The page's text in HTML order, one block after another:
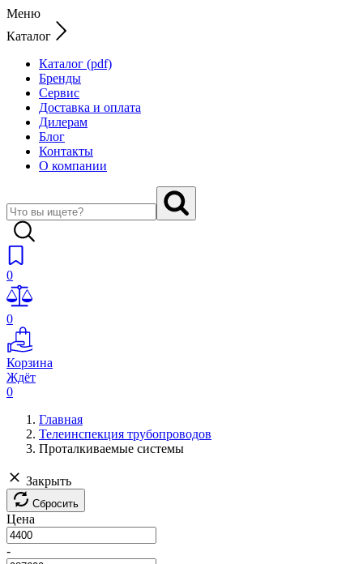
Меню
Каталог
Каталог (pdf)
Бренды
Сервис
Доставка и оплата
Дилерам
Блог
Контакты
О компании
0
0
Корзина
Ждёт
0
Главная
Телеинспекция трубопроводов
Проталкиваемые системы
Закрыть
Сбросить
Цена
-